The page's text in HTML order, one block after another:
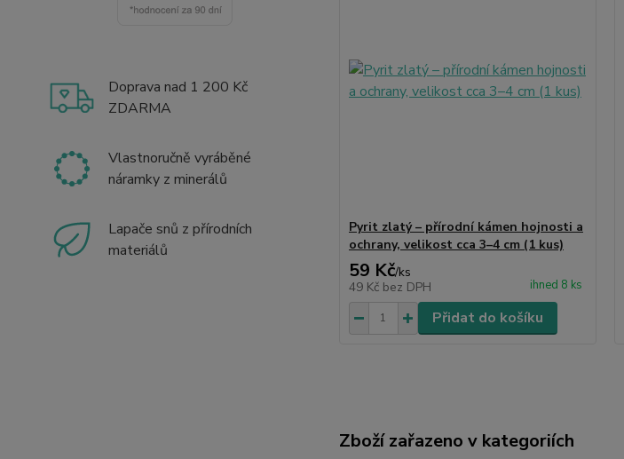
Doprava nad 1 200 Kč
ZDARMA
Vlastnoručně vyráběné
náramky z minerálů
Lapače snů z přírodních
materiálů
Pyrit zlatý – přírodní kámen hojnosti a
ochrany, velikost cca 3–4 cm (1 kus)
59 Kč/ks
49 Kč bez DPH ihned 8 ks
Přidat do košíku
Zboží zařazeno v kategoriích